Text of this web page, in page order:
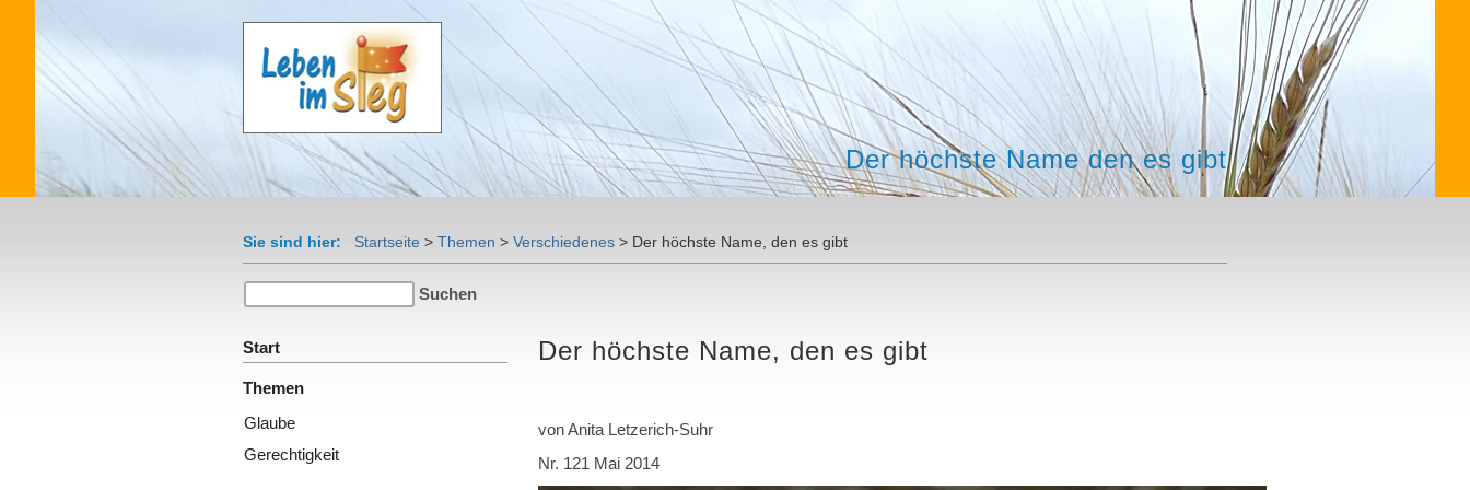
Der höchste Name den es gibt
Sie sind hier: Startseite > Themen > Verschiedenes > Der höchste Name, den es gibt
Der höchste Name, den es gibt
von Anita Letzerich-Suhr
Nr. 121 Mai 2014
Start
Themen
Glaube
Gerechtigkeit